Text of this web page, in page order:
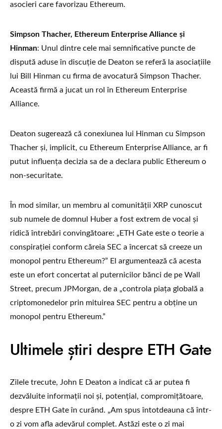
asocieri care favorizau Ethereum.
Simpson Thacher, Ethereum Enterprise Alliance și
Hinman: Unul dintre cele mai semnificative puncte de
dispută aduse în discuție de Deaton se referă la asociațiile
lui Bill Hinman cu firma de avocatură Simpson Thacher.
Această firmă a jucat un rol în Ethereum Enterprise
Alliance.
Deaton sugerează că conexiunea lui Hinman cu Simpson
Thacher și, implicit, cu Ethereum Enterprise Alliance, ar fi
putut influența decizia sa de a declara public Ethereum o
non-securitate.
În mod similar, un membru al comunității XRP cunoscut
sub numele de domnul Huber a fost extrem de vocal și
ridică întrebări convingătoare: „ETH Gate este o teorie a
conspirației conform căreia SEC a încercat să creeze un
monopol pentru Ethereum?” El argumentează că acesta
este un efort concertat al puternicilor bănci de pe Wall
Street, precum JPMorgan, de a „controla piața globală a
criptomonedelor prin mituirea SEC pentru a obține un
monopol pentru Ethereum.”
Ultimele știri despre ETH Gate
Zilele trecute, John E Deaton a indicat că ar putea fi
dezvăluite informații noi și, potențial, compromițătoare,
despre ETH Gate în curând. „Am spus întotdeauna că într-
o zi vom afla adevărul complet. Astăzi este o zi mai